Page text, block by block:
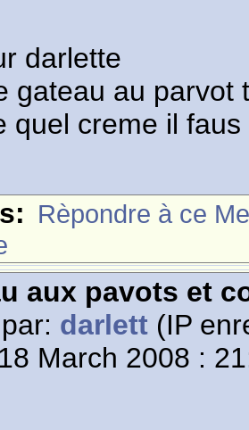
darlette
gateau au parvot
quel creme il
Rèpondre à ce
aux pavots et
darlett (IP
March 2008 :